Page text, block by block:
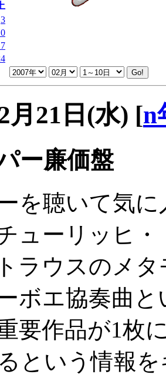
3
月21日(水) [n
ー廉価盤
を聴いて気
ューリッヒ
ラウスのメ
ボエ協奏曲と
要作品が1枚
という情報